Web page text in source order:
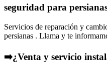
seguridad para
Servicios de reparación y
persianas . Llama y te
➡️¿Venta y servicio